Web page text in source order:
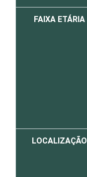
FAIXA ETÁRIA
LOCALIZAÇÃO